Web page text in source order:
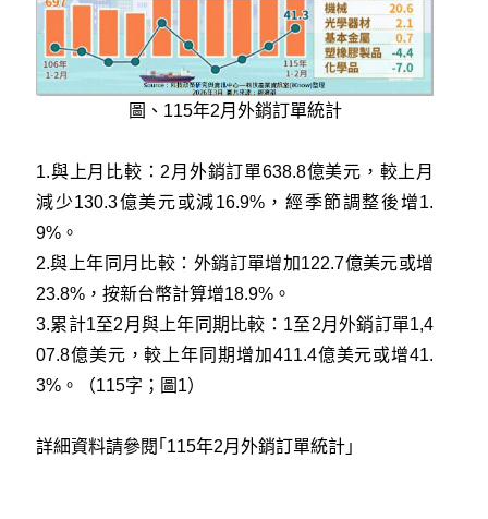
圖、115年2月外銷訂單統計
1.與上月比較：2月外銷訂單638.8億美元，較上月
減少130.3億美元或減16.9%，經季節調整後增1.
9%。
2.與上年同月比較：外銷訂單增加122.7億美元或增
23.8%，按新台幣計算增18.9%。
3.累計1至2月與上年同期比較：1至2月外銷訂單1,4
07.8億美元，較上年同期增加411.4億美元或增41.
3%。（115字；圖1）
詳細資料請參閱｢115年2月外銷訂單統計」